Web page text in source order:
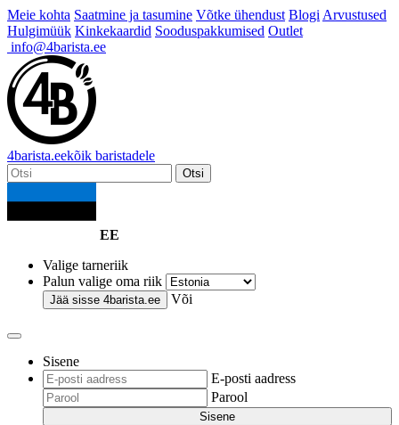
Meie kohta Saatmine ja tasumine Võtke ühendust Blogi Arvustused
Hulgimüük Kinkekaardid Sooduspakkumised Outlet
info@4barista.ee
4barista.eekõik baristadele
Otsi
EE
Valige tarneriik
Palun valige oma riik
Jää sisse 4barista.ee Või
Sisene
E-posti aadress
Parool
Sisene